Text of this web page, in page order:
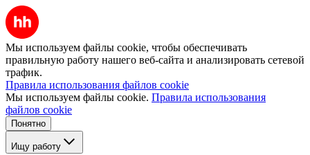
Мы используем файлы cookie, чтобы обеспечивать
правильную работу нашего веб-сайта и анализировать сетевой
трафик.
Правила использования файлов cookie
Мы используем файлы cookie. Правила использования
файлов cookie
Понятно
Ищу работу